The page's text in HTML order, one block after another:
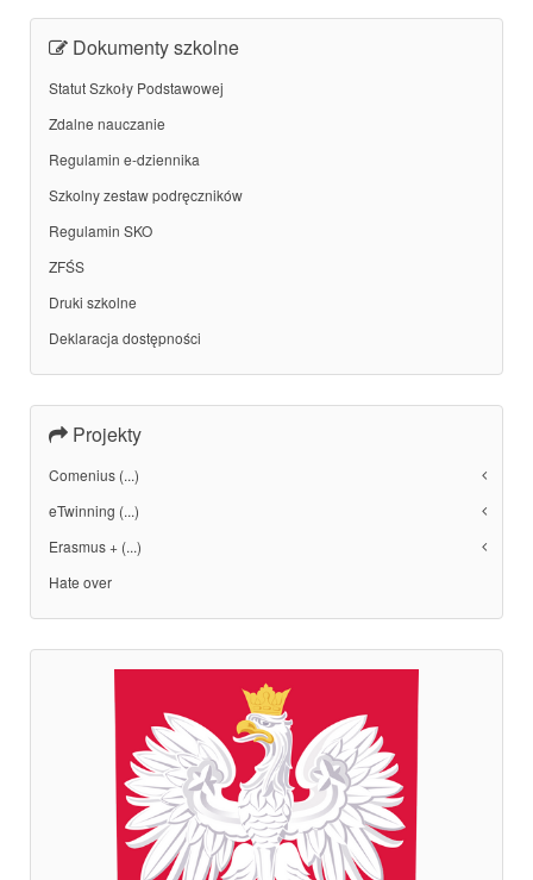
Dokumenty szkolne
Statut Szkoły Podstawowej
Zdalne nauczanie
Regulamin e-dziennika
Szkolny zestaw podręczników
Regulamin SKO
ZFŚS
Druki szkolne
Deklaracja dostępności
Projekty
Comenius (...)
eTwinning (...)
Erasmus + (...)
Hate over